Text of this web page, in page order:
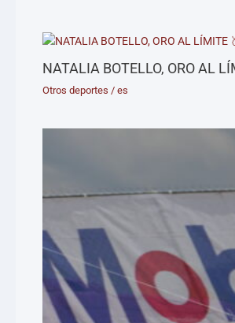
NATALIA BOTELLO, ORO AL
Otros deportes /es